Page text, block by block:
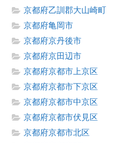
京都府乙訓郡大山崎町
京都府亀岡市
京都府京丹後市
京都府京田辺市
京都府京都市上京区
京都府京都市下京区
京都府京都市中京区
京都府京都市伏見区
京都府京都市北区